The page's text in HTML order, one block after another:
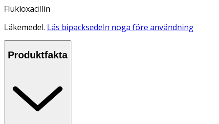
Flukloxacillin
Läkemedel. Läs bipacksedeln noga före användning
Produktfakta